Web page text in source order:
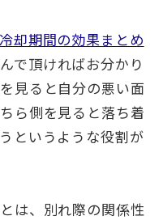
冷却期間の効果まとめ
で頂ければお分かり
見ると自分の悪い面
ら側を見ると落ち着
というような役割が
は、別れ際の関係性